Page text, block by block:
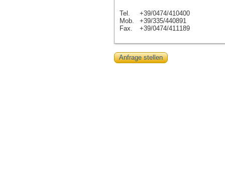
Tel.
+39/0474/410400
Mob.
+39/335/440891
Fax.
+39/0474/411189
Anfrage stellen